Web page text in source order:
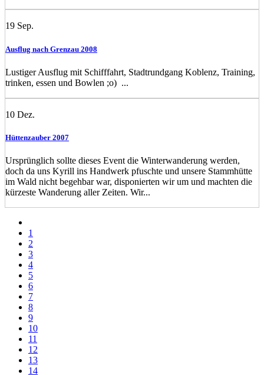
19 Sep.
Ausflug nach Grenzau 2008
Lustiger Ausflug mit Schifffahrt, Stadtrundgang Koblenz, Training,
trinken, essen und Bowlen ;o) ...
10 Dez.
Hüttenzauber 2007
Ursprünglich sollte dieses Event die Winterwanderung werden,
doch da uns Kyrill ins Handwerk pfuschte und unsere Stammhütte
im Wald nicht begehbar war, disponierten wir um und machten die
kürzeste Wanderung aller Zeiten. Wir...
1
2
3
4
5
6
7
8
9
10
11
12
13
14